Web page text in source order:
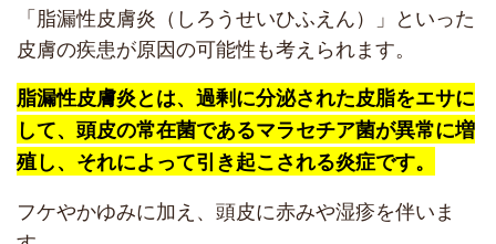
「脂漏性皮膚炎（しろうせいひふえん）」といった
皮膚の疾患が原因の可能性も考えられます。
脂漏性皮膚炎とは、過剰に分泌された皮脂をエサに
して、頭皮の常在菌であるマラセチア菌が異常に増
殖し、それによって引き起こされる炎症です。
フケやかゆみに加え、頭皮に赤みや湿疹を伴いま